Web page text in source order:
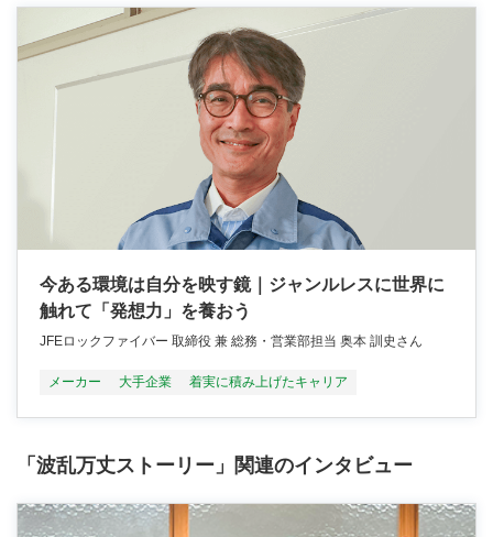
今ある環境は自分を映す鏡｜ジャンルレスに世界に
触れて「発想力」を養おう
JFEロックファイバー 取締役 兼 総務・営業部担当 奥本 訓史さん
メーカー 大手企業 着実に積み上げたキャリア
「波乱万丈ストーリー」関連のインタビュー